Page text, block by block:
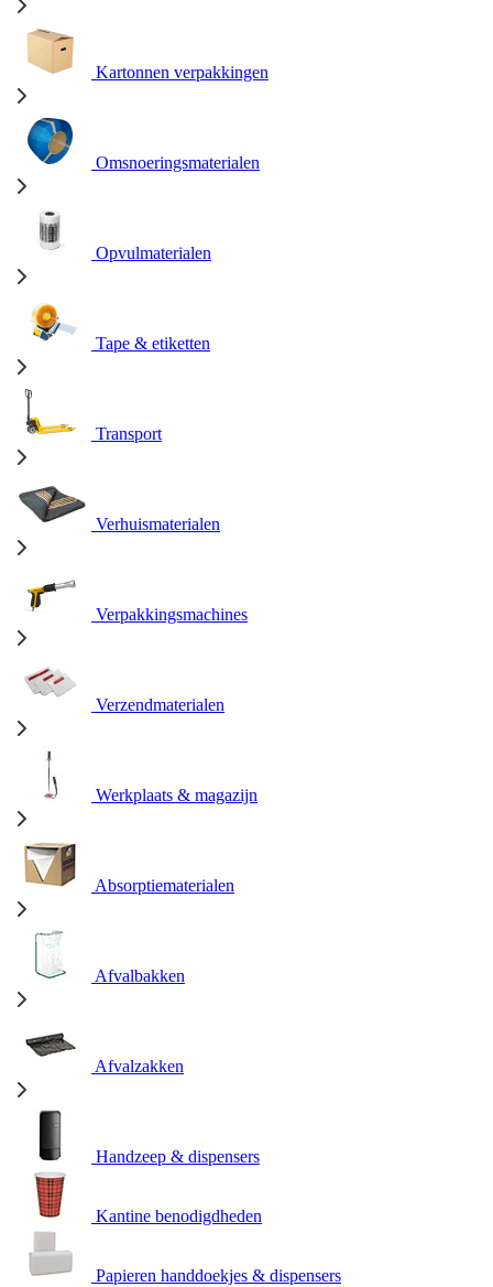
Kartonnen verpakkingen
Omsnoeringsmaterialen
Opvulmaterialen
Tape & etiketten
Transport
Verhuismaterialen
Verpakkingsmachines
Verzendmaterialen
Werkplaats & magazijn
Absorptiematerialen
Afvalbakken
Afvalzakken
Handzeep & dispensers
Kantine benodigdheden
Papieren handdoekjes & dispensers